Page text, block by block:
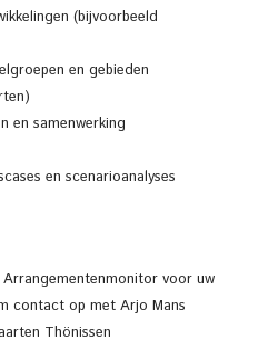
(bijvoorbeeld
en gebieden
en samenwerking
en scenarioanalyses
voor uw
contact op met Arjo Mans
Thönissen